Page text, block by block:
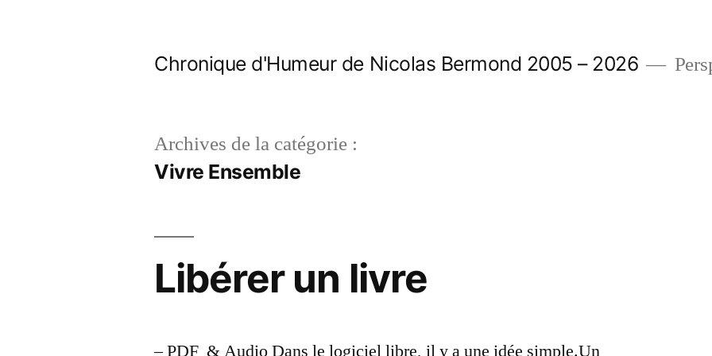
Chronique d'Humeur de Nicolas Bermond 2005 – 2026
Archives de la catégorie :
Vivre Ensemble
Libérer un livre
– PDF & Audio Dans le logiciel libre, il y a une idée simple.Un